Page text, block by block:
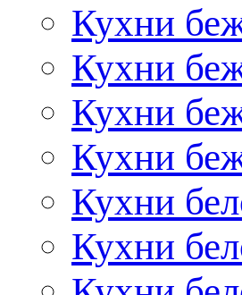
Кухни
Кухни
Кухни
Кухни
Кухни
Кухни